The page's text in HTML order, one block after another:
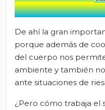
De ahí la gran
porque además de
del cuerpo nos
ambiente y también
ante situaciones de
¿Pero cómo trabaja el